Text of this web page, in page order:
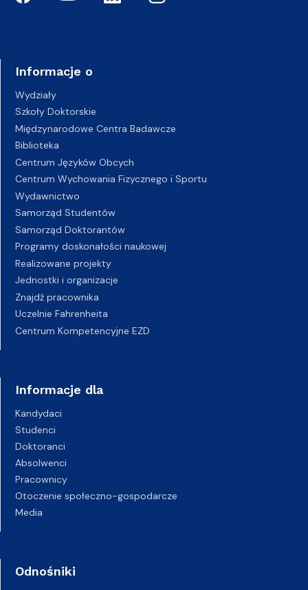
Informacje o
Wydziały
Szkoły Doktorskie
Międzynarodowe Centra Badawcze
Biblioteka
Centrum Języków Obcych
Centrum Wychowania Fizycznego i Sportu
Wydawnictwo
Samorząd Studentów
Samorząd Doktorantów
Programy doskonałości naukowej
Realizowane projekty
Jednostki i organizacje
Znajdź pracownika
Uczelnie Fahrenheita
Centrum Kompetencyjne EZD
Informacje dla
Kandydaci
Studenci
Doktoranci
Absolwenci
Pracownicy
Otoczenie społeczno-gospodarcze
Media
Odnośniki